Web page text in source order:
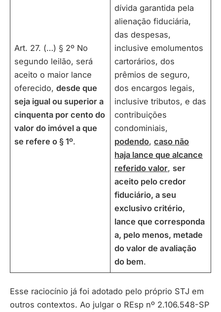
Art. 27. (…) § 2º No
segundo leilão, será
aceito o maior lance
oferecido,desde que
seja igual ou superior a
cinquenta por cento do
valor do imóvel a que
se refere o § 1º.
dívida garantida pela
alienação fiduciária,
das despesas,
inclusive emolumentos
cartorários, dos
prêmios de seguro,
dos encargos legais,
inclusive tributos, e das
contribuições
condominiais,
podendo,caso não
haja lance que alcance
referido valor, ser
aceito pelo credor
fiduciário, a seu
exclusivo critério,
lance que corresponda
a, pelo menos, metade
do valor de avaliação
do bem.
Esse raciocínio já foi adotado pelo próprio STJ em
outros contextos. Ao julgar o REsp nº 2.106.548-SP